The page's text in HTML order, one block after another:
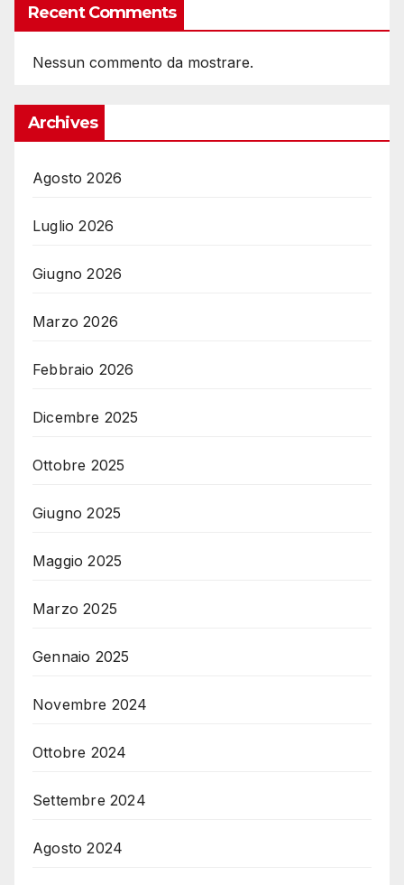
Recent Comments
Nessun commento da mostrare.
Archives
Agosto 2026
Luglio 2026
Giugno 2026
Marzo 2026
Febbraio 2026
Dicembre 2025
Ottobre 2025
Giugno 2025
Maggio 2025
Marzo 2025
Gennaio 2025
Novembre 2024
Ottobre 2024
Settembre 2024
Agosto 2024